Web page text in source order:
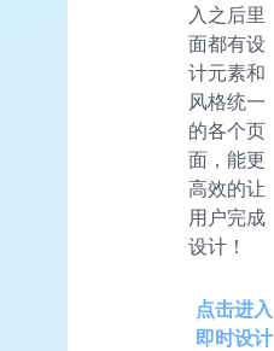
入之后里
面都有设
计元素和
风格统一
的各个页
面，能更
高效的让
用户完成
设计！
点击进入
即时设计